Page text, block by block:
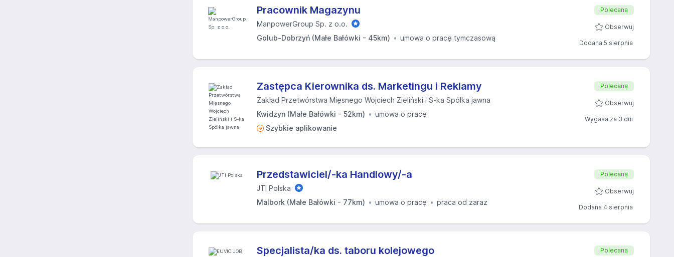
Pracownik Magazynu
ManpowerGroup Sp. z o.o.
Golub-Dobrzyń (Małe Bałówki - 45km)
umowa o pracę tymczasową
Polecana
Obserwuj
Dodana 5 sierpnia
Zastępca Kierownika ds. Marketingu i Reklamy
Zakład Przetwórstwa Mięsnego Wojciech Zieliński i S-ka Spółka jawna
Kwidzyn (Małe Bałówki - 52km)
umowa o pracę
Szybkie aplikowanie
Polecana
Obserwuj
Wygasa za 3 dni
Przedstawiciel/-ka Handlowy/-a
JTI Polska
Malbork (Małe Bałówki - 77km)
umowa o pracę praca od zaraz
Polecana
Obserwuj
Dodana 4 sierpnia
Specjalista/ka ds. taboru kolejowego Polecana